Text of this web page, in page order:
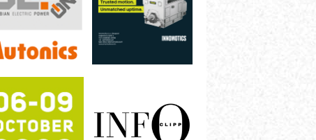
sistemima
Najbolje za vašu pametnu
upravljanje energijom
pakovanja · Display
Ready) omotnice
efikasnost bez složenih